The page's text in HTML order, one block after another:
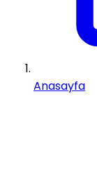
Anasayfa